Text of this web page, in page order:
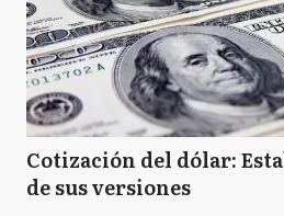
Cotización del dólar:
de sus versiones